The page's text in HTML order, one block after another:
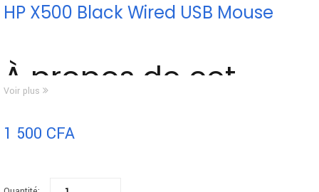
HP X500 Black Wired USB Mouse
À propos de cet
article
Voir plus
1 500 CFA